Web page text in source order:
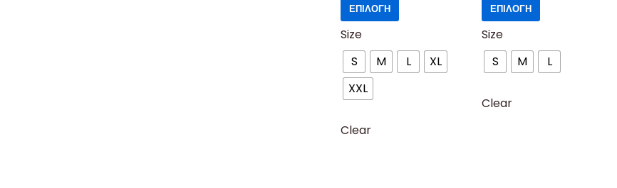
ΕΠΙΛΟΓΉ
Size
S
M L
XL
XXL
Clear
ΕΠΙΛΟΓΉ
Size
S
M L
Clear